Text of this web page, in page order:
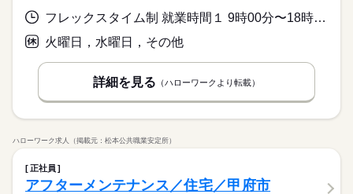
フレックスタイム制 就業時間１ 9時00分〜18時00分 又は 6時00分〜21時00分の時間の間の8時間程度 就業時間に関する特記事項 フレックスタイム制
火曜日，水曜日，その他
詳細を見る （ハローワークより転載）
ハローワーク求人（掲載元：松本公共職業安定所）
正社員
アフターメンテナンス／住宅／甲府市